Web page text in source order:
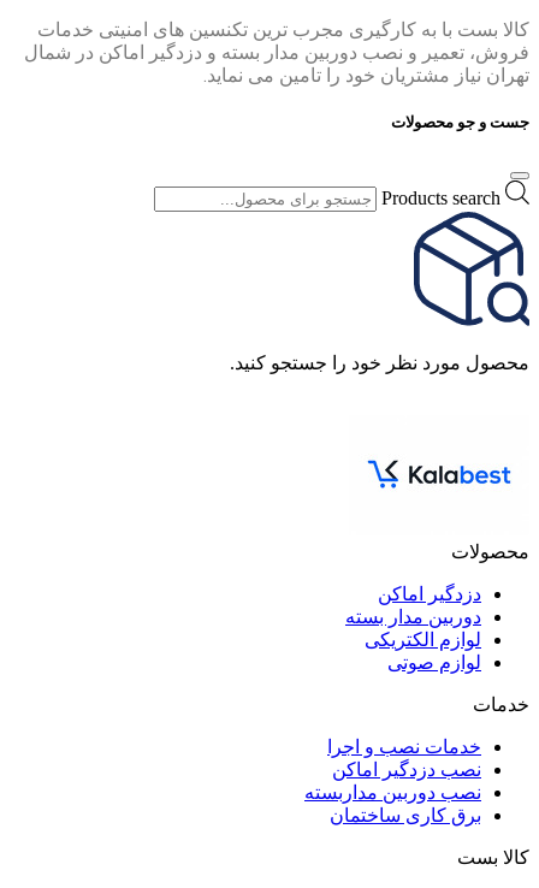
کالا بست با به کارگیری مجرب ترین تکنسین های امنیتی خدمات
فروش، تعمیر و نصب دوربین مدار بسته و دزدگیر اماکن در شمال
تهران نیاز مشتریان خود را تامین می نماید.
جست و جو محصولات
Products search
محصول مورد نظر خود را جستجو کنید.
محصولات
دزدگیر اماکن
دوربین مدار بسته
لوازم الکتریکی
لوازم صوتی
خدمات
خدمات نصب و اجرا
نصب دزدگیر اماکن
نصب دوربین مداربسته
برق کاری ساختمان
کالا بست